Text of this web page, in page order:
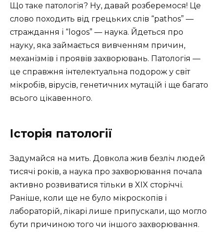
Що таке патологія? Ну, давай розберемося! Це
слово походить від грецьких слів “pathos” —
страждання і “logos” — наука. Йдеться про
науку, яка займається вивченням причин,
механізмів і проявів захворювань. Патологія —
це справжня інтелектуальна подорож у світ
мікробів, вірусів, генетичних мутацій і ще багато
всього цікавенного.
Історія патології
Задумайся на мить. Довкола жив безліч людей
тисячі років, а наука про захворювання почала
активно розвиватися тільки в XIX сторіччі.
Раніше, коли ще не було мікроскопів і
лабораторій, лікарі лише припускали, що могло
бути причиною того чи іншого захворювання.